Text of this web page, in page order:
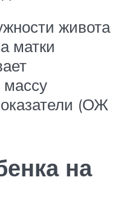
живота
матки
(ОЖ
на